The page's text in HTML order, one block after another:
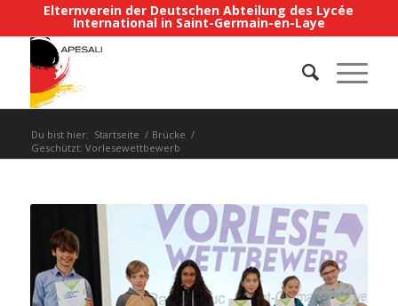
Elternverein der Deutschen Abteilung des Lycée
International in Saint-Germain-en-Laye
Du bist hier: Startseite / Brücke /
Geschützt: Vorlesewettbewerb